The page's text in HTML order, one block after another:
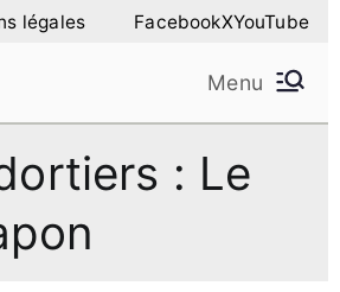
légales FacebookXYouTube
– Les Amis
Montagne de
Menu
: Le